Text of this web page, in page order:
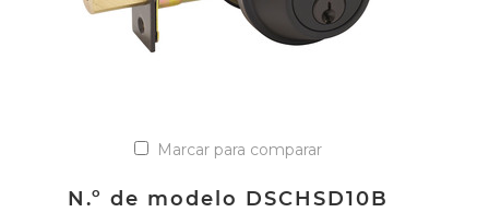
Marcar para comparar
N.º de modelo DSCHSD10B